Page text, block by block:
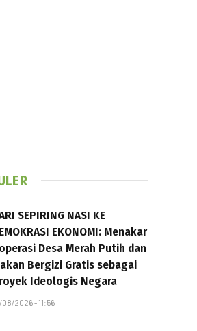
SEPIRING NASI KE
EKONOMI: Menakar
Desa Merah Putih dan
Bergizi Gratis sebagai
Ideologis Negara
08/2026 - 11:56